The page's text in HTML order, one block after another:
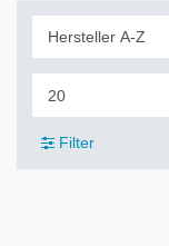
Filter